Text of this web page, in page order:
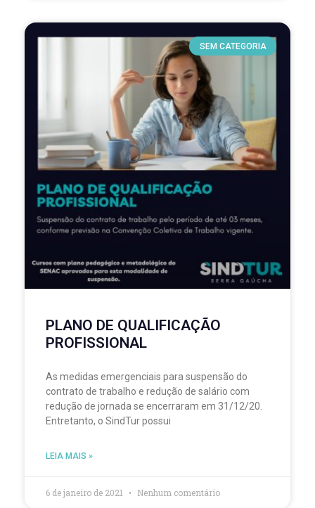
SEM CATEGORIA
PLANO DE QUALIFICAÇÃO
PROFISSIONAL
As medidas emergenciais para suspensão do
contrato de trabalho e redução de salário com
redução de jornada se encerraram em 31/12/20.
Entretanto, o SindTur possui
LEIA MAIS »
6 de janeiro de 2021 Nenhum comentário